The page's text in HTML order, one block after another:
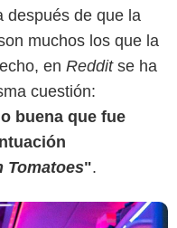
después de que la
muchos los que la
en Reddit se ha
cuestión:
buena que fue
Tomatoes".